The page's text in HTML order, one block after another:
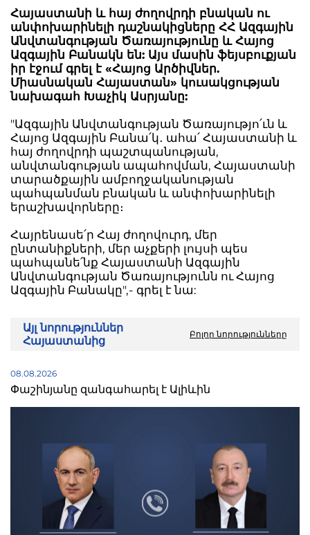
Հայաստանի և հայ ժողովրդի բնական ու
անփոխարինելի դաշնակիցները ՀՀ Ազգային
Անվտանգության Ծառայությունը և Հայոց
Ազգային Բանակն են: Այս մասին ֆեյսբուքյան
իր էջում գրել է «Հայոց Արծիվներ.
Միասնական Հայաստան» կուսակցության
նախագահ Խաչիկ Ասրյանը:
"Ազգային Անվտանգության Ծառայությո՛ւն և
Հայոց Ազգային Բանա՛կ․ ահա՛ Հայաստանի և
հայ ժողովրդի պաշտպանության,
անվտանգության ապահովման, Հայաստանի
տարածքային ամբողջականության
պահպանման բնական և անփոխարինելի
երաշխավորները։
Հայրենասե՛ր Հայ ժողովուրդ, մեր
ընտանիքների, մեր աչքերի լույսի պես
պահպանե՛նք Հայաստանի Ազգային
Անվտանգության Ծառայությունն ու Հայոց
Ազգային Բանակը",- գրել է նա:
Այլ նորություններ
Հայաստանից
Բոլոր նորությունները
08.08.2026
Փաշինյանը զանգահարել է Ալիևին